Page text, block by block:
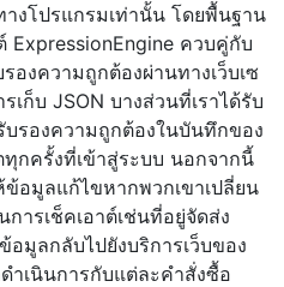
างโปรแกรมเท่านั้น โดยพื้นฐาน
ExpressionEngine ควบคู่กับ
องความถูกต้องผ่านทางเว็บเซ
เก็บ JSON บางส่วนที่เราได้รับ
บรองความถูกต้องในบันทึกของ
ทุกครั้งที่เข้าสู่ระบบ นอกจากนี้
ข้อมูลแก้ไขหากพวกเขาเปลี่ยน
ารเช็คเอาต์เช่นที่อยู่จัดส่ง
อมูลกลับไปยังบริการเว็บของ
ำเนินการกับแต่ละคำสั่งซื้อ